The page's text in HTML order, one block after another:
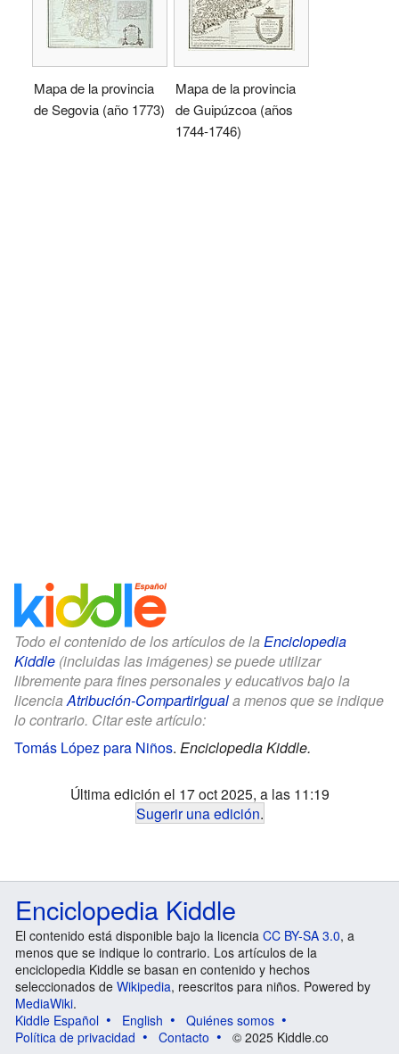
Mapa de la provincia
de Segovia (año 1773)
Mapa de la provincia
de Guipúzcoa (años
1744-1746)
Todo el contenido de los artículos de la Enciclopedia
Kiddle (incluidas las imágenes) se puede utilizar
libremente para fines personales y educativos bajo la
licenciaAtribución-CompartirIguala menos que se indique
lo contrario. Citar este artículo:
Tomás López para Niños. Enciclopedia Kiddle.
Última edición el 17 oct 2025, a las 11:19
Sugerir una edición.
Enciclopedia Kiddle
El contenido está disponible bajo la licencia CC BY-SA 3.0, a
menos que se indique lo contrario. Los artículos de la
enciclopedia Kiddle se basan en contenido y hechos
seleccionados de Wikipedia, reescritos para niños. Powered by
MediaWiki.
Kiddle Español
English
Quiénes somos
Política de privacidad
Contacto © 2025 Kiddle.co